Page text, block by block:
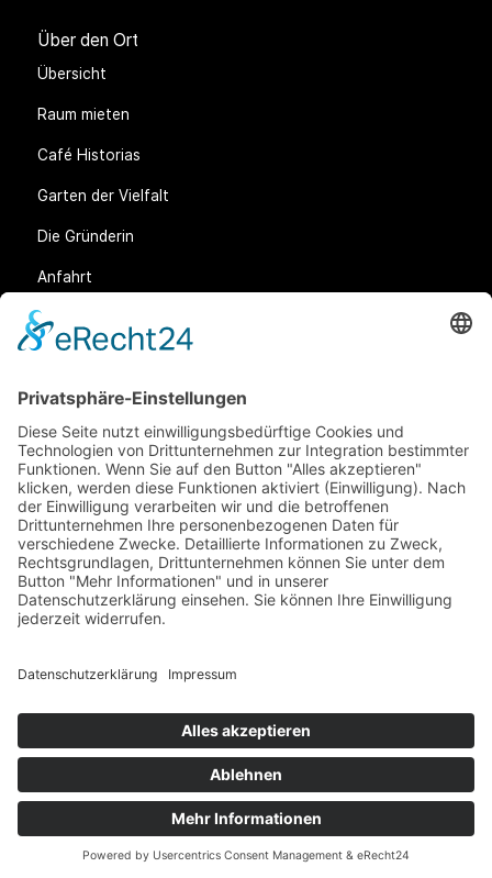
Über den Ort
Übersicht
Raum mieten
Café Historias
Garten der Vielfalt
Die Gründerin
Anfahrt
Rechtliches
Allgemeine Geschäftsbedingungen (AGB)
Datenschutz
Impressum
© 2025 Fritz Bauer Forum